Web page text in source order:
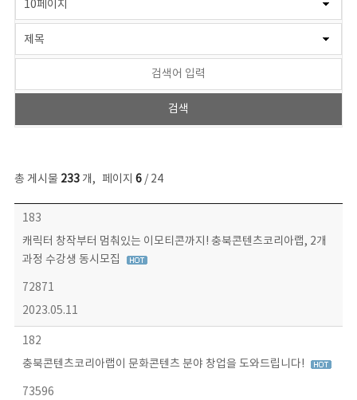
총 게시물 233개, 페이지 6/ 24
보도자료 목록 - 번호, 제목, 작성자, 파일, 조회수, 작성일 정보 제공
183
캐릭터 창작부터 멈춰있는 이모티콘까지! 충북콘텐츠코리아랩, 2개
과정 수강생 동시모집
72871
2023.05.11
182
충북콘텐츠코리아랩이 문화콘텐츠 분야 창업을 도와드립니다!
73596